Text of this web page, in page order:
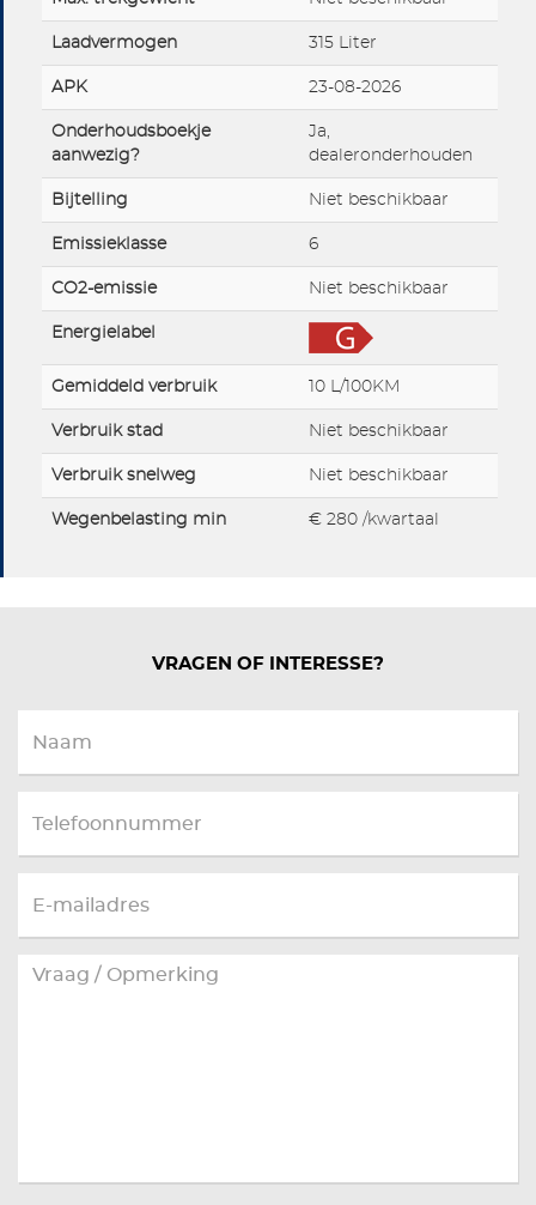
Laadvermogen 315 Liter
APK 23-08-2026
Onderhoudsboekje
aanwezig?
Ja,
dealeronderhouden
Bijtelling Niet beschikbaar
Emissieklasse 6
CO2-emissie Niet beschikbaar
Energielabel
Gemiddeld verbruik 10 L/100KM
Verbruik stad Niet beschikbaar
Verbruik snelweg Niet beschikbaar
Wegenbelasting min € 280 /kwartaal
VRAGEN OF INTERESSE?